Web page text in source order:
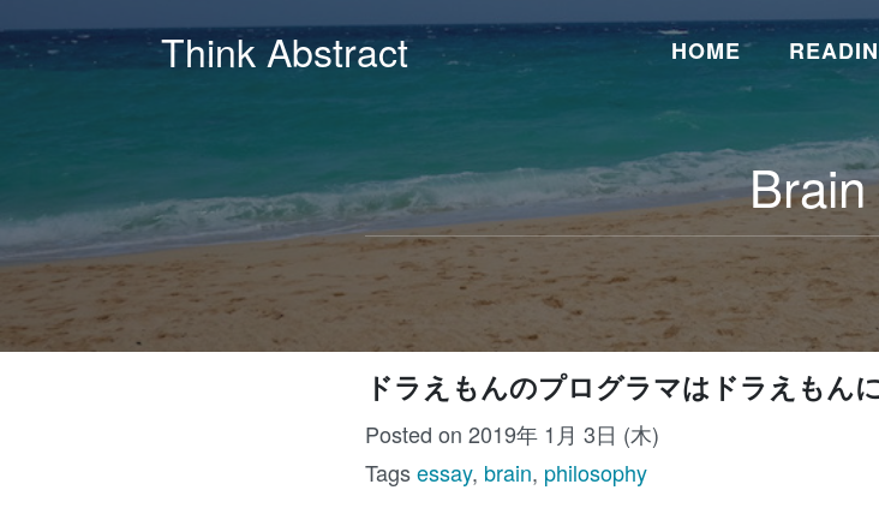
Think Abstract HOME
Brain
ドラえもんのプログラマはドラえもん
Posted on 2019年 1月 3日 (木)
Tagsessay, brain, philosophy